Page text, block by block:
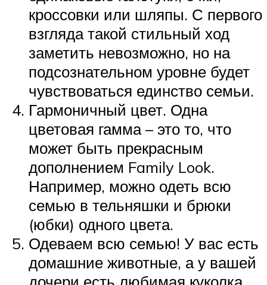
кроссовки или шляпы. С первого
взгляда такой стильный ход
заметить невозможно, но на
подсознательном уровне будет
чувствоваться единство семьи.
Гармоничный цвет. Одна
цветовая гамма – это то, что
может быть прекрасным
дополнением Family Look.
Например, можно одеть всю
семью в тельняшки и брюки
(юбки) одного цвета.
Одеваем всю семью! У вас есть
домашние животные, а у вашей